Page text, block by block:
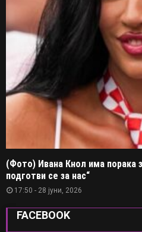
(Фото) Ивана Кнол има порака
подготви се за нас“
17:50 - 28 јуни, 2026
FACEBOOK